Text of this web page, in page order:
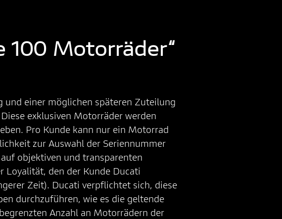
100 Motorräder“
und einer möglichen späteren Zuteilung
exklusiven Motorräder werden
Pro Kunde kann nur ein Motorrad
zur Auswahl der Seriennummer
objektiven und transparenten
Loyalität, den der Kunde Ducati
Zeit). Ducati verpflichtet sich, diese
durchzuführen, wie es die geltende
Anzahl an Motorrädern der